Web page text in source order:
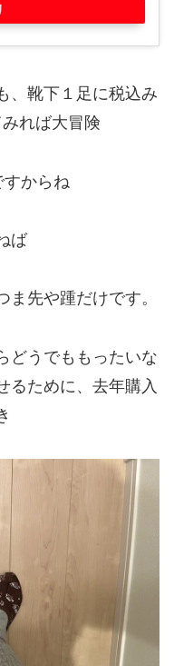
、靴下１足に税込み
れば大冒険
からね
ば
先や踵だけです。
どうでももったいな
るために、去年購入